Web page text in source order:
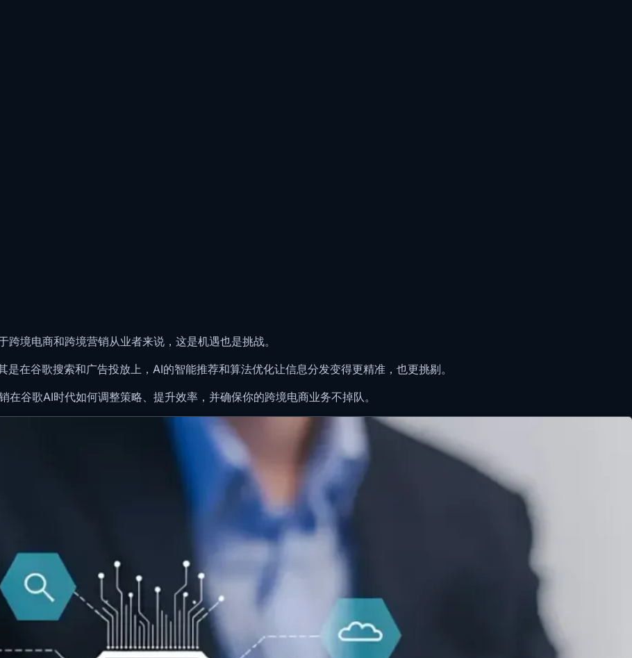
何才能不掉队?
AI优化内容策略，实现受众精准投放与流量高效管理。
境电商和跨境营销从业者来说，这是机遇也是挑战。
在谷歌搜索和广告投放上，AI的智能推荐和算法优化让信息分发变得更精准，也更挑剔。
谷歌AI时代如何调整策略、提升效率，并确保你的跨境电商业务不掉队。